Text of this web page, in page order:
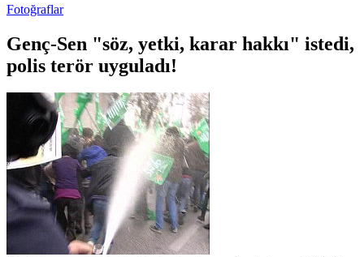
Fotoğraflar
Genç-Sen "söz, yetki, karar hakkı" istedi,
polis terör uyguladı!